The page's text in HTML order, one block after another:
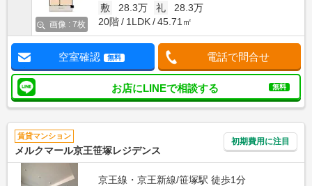
画像 : 7枚
敷
28.3万 礼
28.3万
20階
1LDK 45.71㎡
空室確認 無料 電話で問合せ
お店にLINEで相談する 無料
賃貸マンション
メルクマール京王笹塚レジデンス
初期費用に注目
京王線・京王新線/笹塚駅 徒歩1分